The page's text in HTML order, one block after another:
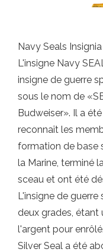
Navy Seals
L'insigne Navy
insigne de guerre
sous le nom de
Budweiser». Il a
reconnaît les
formation de base
la Marine, terminé
sceau et ont été
L'insigne de
deux grades, étant
l'argent pour
Silver Seal a été